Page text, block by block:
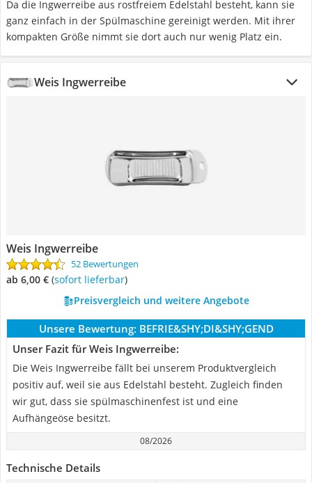
Da die Ingwerreibe aus rostfreiem Edelstahl besteht, kann sie
ganz einfach in der Spülmaschine gereinigt werden. Mit ihrer
kompakten Größe nimmt sie dort auch nur wenig Platz ein.
Weis Ingwerreibe
Weis Ingwerreibe
52 Bewertungen
ab 6,00 € ( Sofort lieferbar)
Preisvergleich und weitere Angebote
Unsere Bewertung: BEFRIE&SHY;DI&SHY;GEND
Unser Fazit für Weis Ingwerreibe:
Die Weis Ingwerreibe fällt bei unserem Produktvergleich
positiv auf, weil sie aus Edelstahl besteht. Zugleich finden
wir gut, dass sie spülmaschinenfest ist und eine
Aufhängeöse besitzt.
08/2026
Technische Details